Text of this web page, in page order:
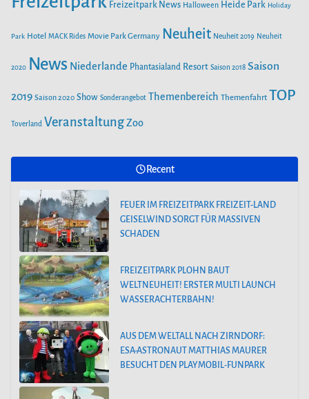
Freizeitpark News Halloween Heide Park Holiday
Park Hotel MACK Rides Movie Park Germany Neuheit Neuheit 2019 Neuheit
2020 News Niederlande Phantasialand Resort Saison 2018 Saison
2019 Saison 2020 Show Sonderangebot Themenbereich Themenfahrt TOP
Toverland VeranstaltungZoo
Recent
FEUER IM FREIZEITPARK FREIZEIT-LAND
GEISELWIND SORGT FÜR MASSIVEN
SCHADEN
FREIZEITPARK PLOHN BAUT
WELTNEUHEIT! ERSTER MULTI LAUNCH
WASSERACHTERBAHN!
AUS DEM WELTALL NACH ZIRNDORF:
ESA-ASTRONAUT MATTHIAS MAURER
BESUCHT DEN PLAYMOBIL-FUNPARK